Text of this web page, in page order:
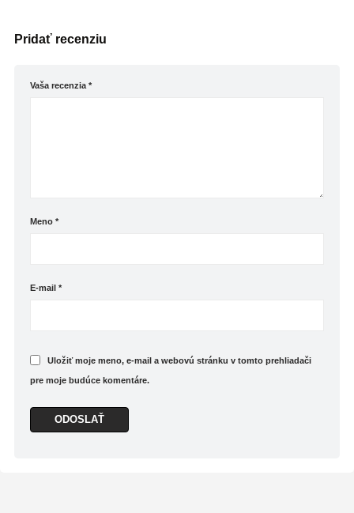
Pridať recenziu
Vaša recenzia*
Meno*
E-mail*
Uložiť moje meno, e-mail a webovú stránku v tomto prehliadači
pre moje budúce komentáre.